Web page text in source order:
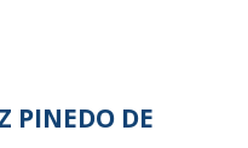
PINEDO DE